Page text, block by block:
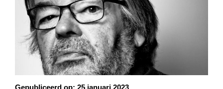
Gepubliceerd op: 25 januari 2023